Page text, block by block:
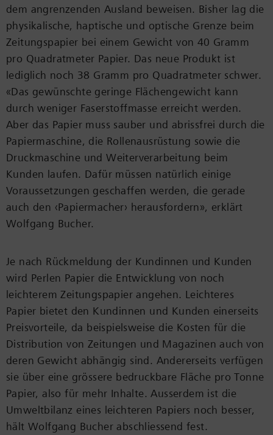
dem angrenzenden Ausland beweisen. Bisher lag die
physikalische, haptische und optische Grenze beim
Zeitungspapier bei einem Gewicht von 40 Gramm
pro Quadratmeter Papier. Das neue Produkt ist
lediglich noch 38 Gramm pro Quadratmeter schwer.
«Das gewünschte geringe Flächengewicht kann
durch weniger Faserstoffmasse erreicht werden.
Aber das Papier muss sauber und abrissfrei durch die
Papiermaschine, die Rollenausrüstung sowie die
Druckmaschine und Weiterverarbeitung beim
Kunden laufen. Dafür müssen natürlich einige
Voraussetzungen geschaffen werden, die gerade
auch den ‹Papiermacher› herausfordern», erklärt
Wolfgang Bucher.
Je nach Rückmeldung der Kundinnen und Kunden
wird Perlen Papier die Entwicklung von noch
leichterem Zeitungspapier angehen. Leichteres
Papier bietet den Kundinnen und Kunden einerseits
Preisvorteile, da beispielsweise die Kosten für die
Distribution von Zeitungen und Magazinen auch von
deren Gewicht abhängig sind. Andererseits verfügen
sie über eine grössere bedruckbare Fläche pro Tonne
Papier, also für mehr Inhalte. Ausserdem ist die
Umweltbilanz eines leichteren Papiers noch besser,
hält Wolfgang Bucher abschliessend fest.